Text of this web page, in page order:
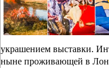
украшением выставки.
ныне проживающей в